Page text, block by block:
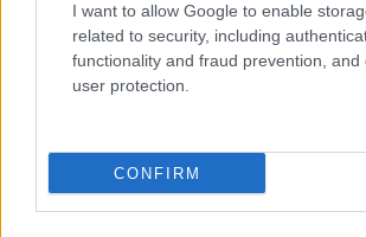
I want to allow Google to enable
related to security, including
functionality and fraud prevention, and
user protection.
CONFIRM
A Don’t Touch Racing
a levegőben
csapat, a Don&#8217;t Touch Racing is.
csapata gyakorlatilag hivatalosan itt